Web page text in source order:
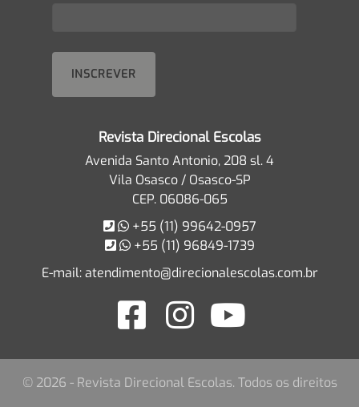
Revista Direcional Escolas
Avenida Santo Antonio, 208 sl. 4
Vila Osasco / Osasco-SP
CEP. 06086-065
+55 (11) 99642-0957
+55 (11) 96849-1739
E-mail:atendimento@direcionalescolas.com.br
© 2026 - Revista Direcional Escolas. Todos os direitos